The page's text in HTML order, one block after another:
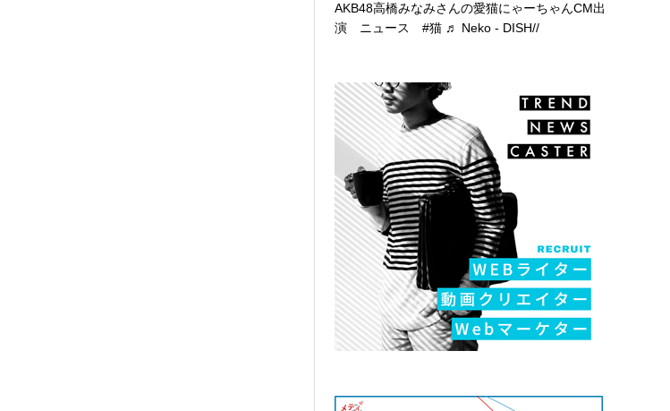
AKB48高橋みなみさんの愛猫にゃーちゃんCM出
演 ニュース#猫 ♬ Neko - DISH//